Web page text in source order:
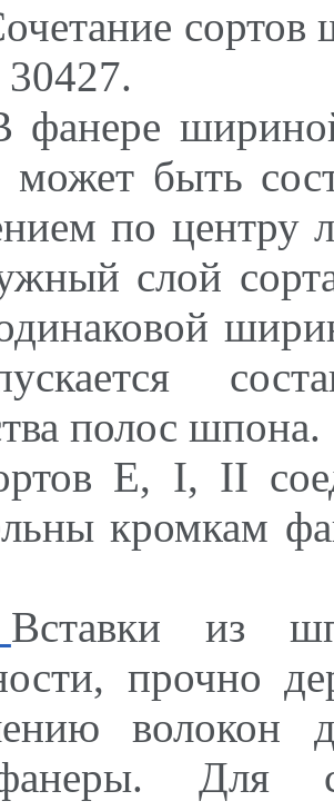
фанере
может быть
по центру
слой
полос шпона.
Е, I, II
кромкам
Вставки из
прочно
волокон
Для